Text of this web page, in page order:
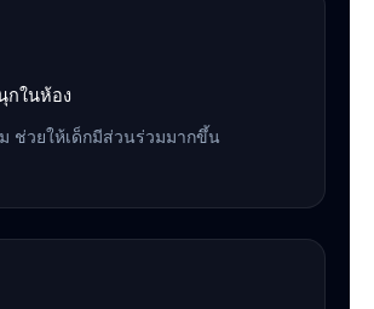
กในห้อง
ช่วยให้เด็กมีส่วนร่วมมากขึ้น